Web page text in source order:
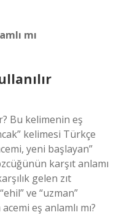
mı
Bu kelimenin eş
kelimesi Türkçe
yeni başlayan”
karşıt anlamı
gelen zıt
ve “uzman”
eş anlamlı mı?